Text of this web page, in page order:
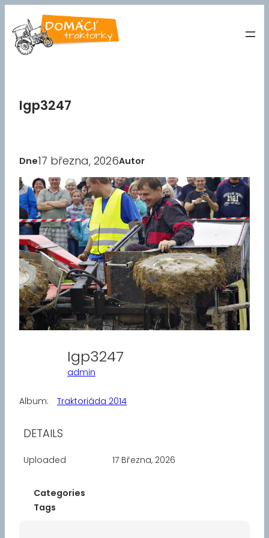
na
obsah
Igp3247
Dne17 března, 2026Autor
Igp3247
admin
Album: Traktoriáda 2014
DETAILS
Uploaded 17 Března, 2026
Categories
Tags